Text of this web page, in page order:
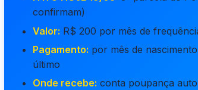
confirmam)
Valor: R$ 200 por mês de
Pagamento: por mês de
último
Onde recebe: conta poupança